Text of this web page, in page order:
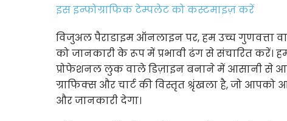
इस इन्फोग्राफिक टेम्पलेट को कस्टमाइज़ करें
विजुअल पैराडाइम ऑनलाइन पर, हम उच्च गुणवत्ता
को जानकारी के रूप में प्रभावी ढंग से संचारित
प्रोफेशनल लुक वाले डिज़ाइन बनाने में आसानी से
ग्राफिक्स और चार्ट की विस्तृत श्रृंखला है, जो
और जानकारी देगा।